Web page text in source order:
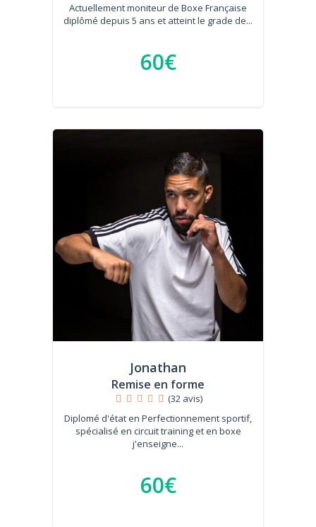
Actuellement moniteur de Boxe Française
diplômé depuis 5 ans et atteint le grade de...
60€
Jonathan
Remise en forme
(32 avis)
Diplomé d'état en Perfectionnement sportif,
spécialisé en circuit training et en boxe
j'enseigne...
60€